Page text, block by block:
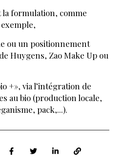
formulation, comme
ou un positionnement
Huygens, Zao Make Up ou
+», via l’intégration de
au bio (production locale,
pack,...).